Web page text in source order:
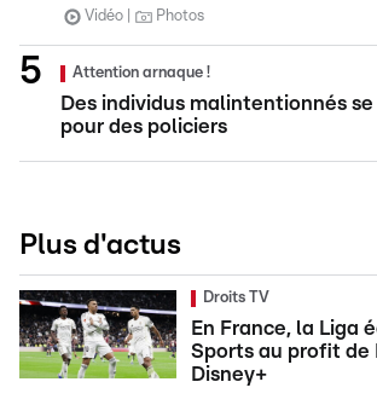
Vidéo Photos
Attention arnaque !
Des individus malintentionnés
pour des policiers
Plus d'actus
Droits TV
En France, la Liga
Sports au profit de
Disney+